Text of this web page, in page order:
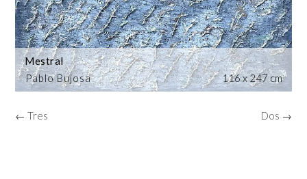
Pablo Bujosa
Mestral
116 x 247 cm
← Tres Dos →